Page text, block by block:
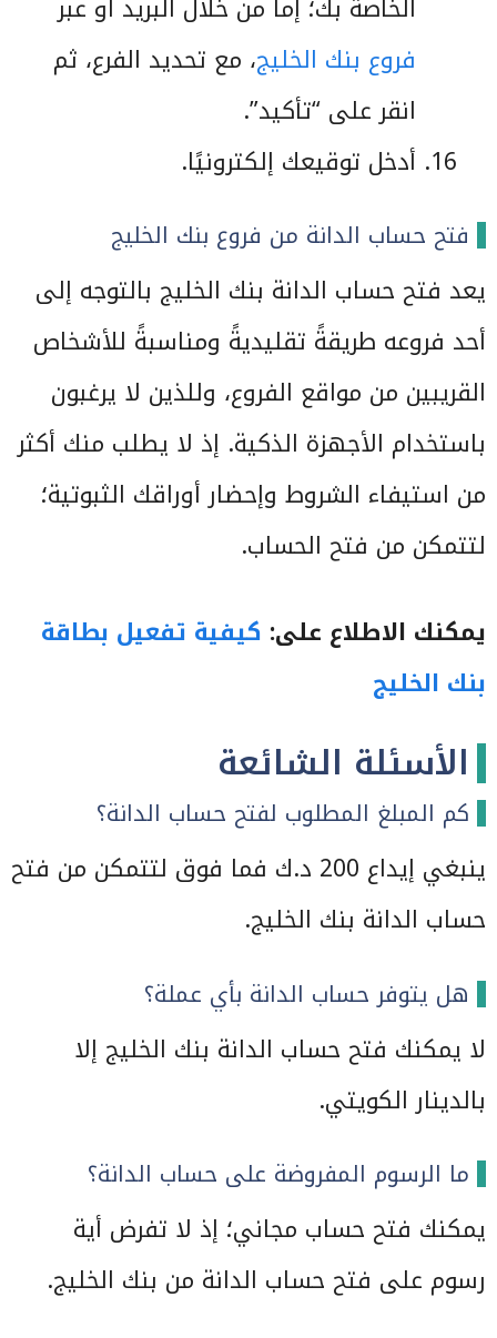
فروع بنك الخليج، مع تحديد الفرع، ثم
انقر على “تأكيد”.
أدخل توقيعك إلكترونيًا.
فتح حساب الدانة من فروع بنك الخليج
يعد فتح حساب الدانة بنك الخليج بالتوجه إلى
أحد فروعه طريقةً تقليديةً ومناسبةً للأشخاص
القريبين من مواقع الفروع، وللذين لا يرغبون
باستخدام الأجهزة الذكية. إذ لا يطلب منك أكثر
من استيفاء الشروط وإحضار أوراقك الثبوتية؛
لتتمكن من فتح الحساب.
يمكنك الاطلاع على: كيفية تفعيل بطاقة
بنك الخليج
الأسئلة الشائعة
كم المبلغ المطلوب لفتح حساب الدانة؟
ينبغي إيداع 200 د.ك فما فوق لتتمكن من فتح
حساب الدانة بنك الخليج.
هل يتوفر حساب الدانة بأي عملة؟
لا يمكنك فتح حساب الدانة بنك الخليج إلا
بالدينار الكويتي.
ما الرسوم المفروضة على حساب الدانة؟
يمكنك فتح حساب مجاني؛ إذ لا تفرض أية
رسوم على فتح حساب الدانة من بنك الخليج.